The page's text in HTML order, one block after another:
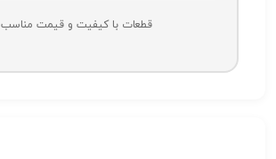
قطعات با کیفیت و قیمت مناسب